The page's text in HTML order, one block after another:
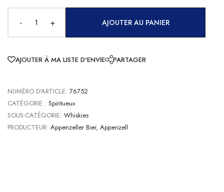
- + AJOUTER AU PANIER
AJOUTER À MA LISTE D'ENVIE PARTAGER
NUMÉRO D'ARTICLE: 76752
CATÉGORIE : Spiritueux
SOUS-CATÉGORIE: Whiskies
PRODUCTEUR: Appenzeller Bier, Appenzell